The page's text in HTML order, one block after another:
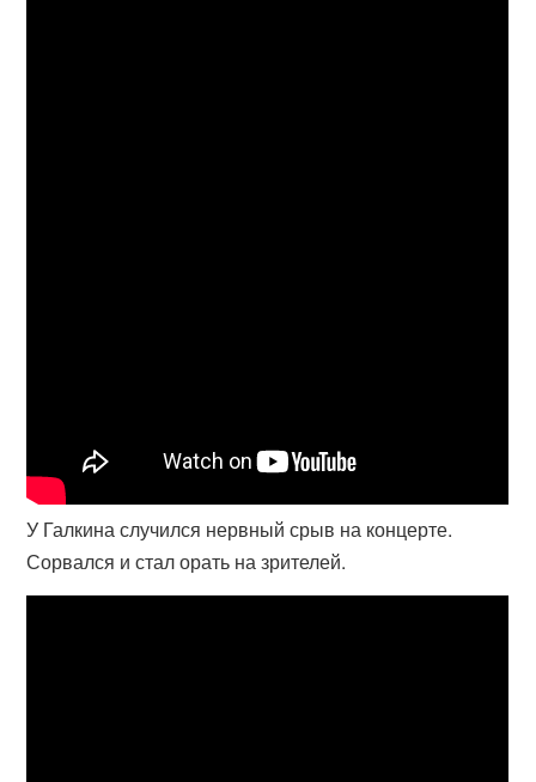
У Галкина случился нервный срыв на концерте.
Сорвался и стал орать на зрителей.